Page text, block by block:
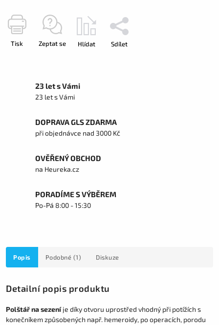
Tisk Zeptat se Hlídat Sdílet
23 let s Vámi
23 let s Vámi
DOPRAVA GLS ZDARMA
při objednávce nad 3000 Kč
OVĚŘENÝ OBCHOD
na Heureka.cz
PORADÍME S VÝBĚREM
Po-Pá 8:00 - 15:30
Popis Podobné (1) Diskuze
Detailní popis produktu
Polštář na sezení je díky otvoru uprostřed vhodný při potížích s
konečníkem způsobených např. hemeroidy, po operacích, porodu